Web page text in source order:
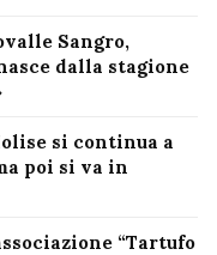
Sangro,
dalla stagione
si continua a
poi si va in
“Tartufo